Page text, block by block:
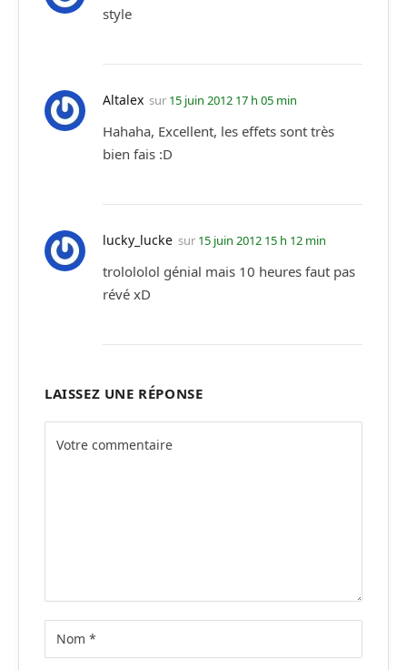
style
Altalex sur 15 juin 2012 17 h 05 min
Hahaha, Excellent, les effets sont très
bien fais :D
lucky_lucke sur 15 juin 2012 15 h 12 min
trolololol génial mais 10 heures faut pas
révé xD
LAISSEZ UNE RÉPONSE